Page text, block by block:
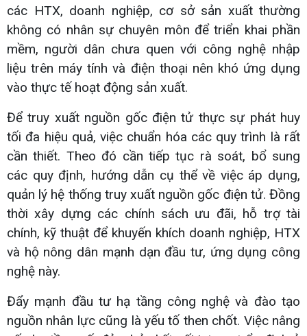
các HTX, doanh nghiệp, cơ sở sản xuất thường
không có nhân sự chuyên môn để triển khai phần
mềm, người dân chưa quen với công nghệ nhập
liệu trên máy tính và điện thoại nên khó ứng dụng
vào thực tế hoạt động sản xuất.
Để truy xuất nguồn gốc điện tử thực sự phát huy
tối đa hiệu quả, việc chuẩn hóa các quy trình là rất
cần thiết. Theo đó cần tiếp tục rà soát, bổ sung
các quy định, hướng dẫn cụ thể về việc áp dụng,
quản lý hệ thống truy xuất nguồn gốc điện tử. Đồng
thời xây dựng các chính sách ưu đãi, hỗ trợ tài
chính, kỹ thuật để khuyến khích doanh nghiệp, HTX
và hộ nông dân mạnh dạn đầu tư, ứng dụng công
nghệ này.
Đẩy mạnh đầu tư hạ tầng công nghệ và đào tạo
nguồn nhân lực cũng là yếu tố then chốt. Việc nâng